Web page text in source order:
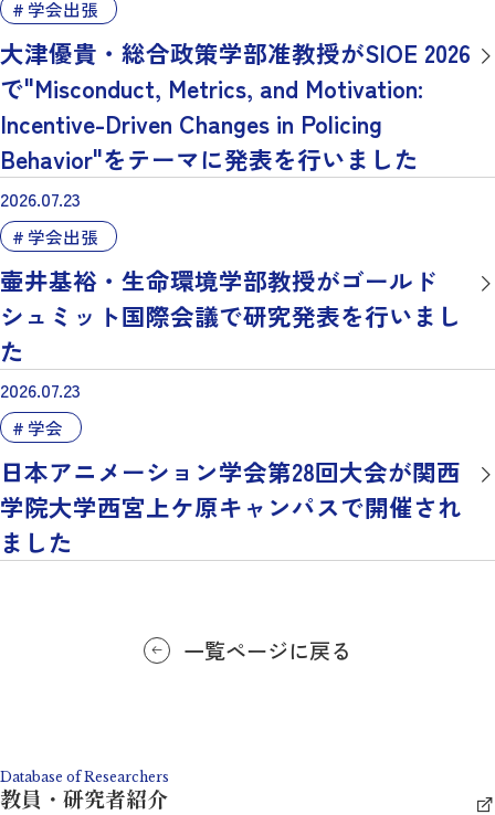
学会出張
大津優貴・総合政策学部准教授がSIOE 2026
で"Misconduct, Metrics, and Motivation:
Incentive-Driven Changes in Policing
Behavior"をテーマに発表を行いました
2026.07.23
学会出張
壷井基裕・生命環境学部教授がゴールド
シュミット国際会議で研究発表を行いまし
た
2026.07.23
学会
日本アニメーション学会第28回大会が関西
学院大学西宮上ケ原キャンパスで開催され
ました
一覧ページに戻る
Database of Researchers
教員・研究者紹介